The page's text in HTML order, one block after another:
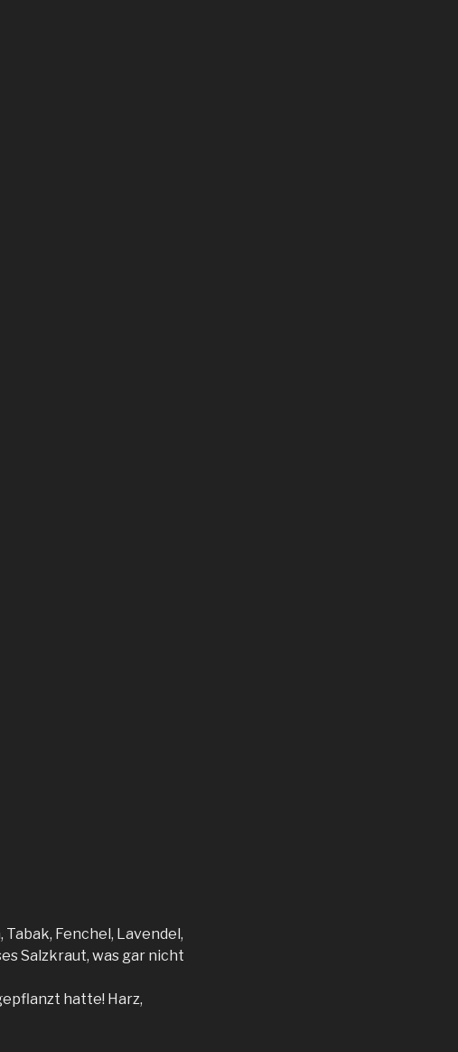
Fenchel, Lavendel,
Salzkraut, was gar nicht
hatte! Harz,